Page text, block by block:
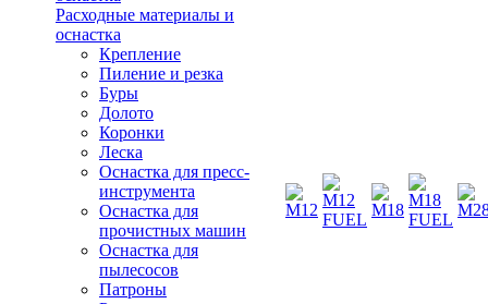
Расходные материалы и
оснастка
Крепление
Пиление и резка
Буры
Долото
Коронки
Леска
Оснастка для пресс-
инструмента
Оснастка для
прочистных машин
Оснастка для
пылесосов
Патроны